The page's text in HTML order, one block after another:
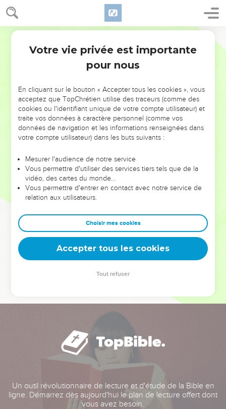
NE MANQUEZ PAS L’ÉVÉNEMENT
DE L’ANNÉE !
ET SI LEURS ERREURS POUVAIENT VOUS ÉVITER LES
VOTRES ?
leur foi ou leur vision. Mais on voit moins les doutes, les erreurs
et les saisons difficiles qu'ils ont traversés, alors même que ce
sont elles qui les ont façonnés.
Dans cette conférence, leaders, entrepreneurs, et responsables
clés pour avancer avec plus de sagesse afin que leurs erreurs
deviennent vos tremplins. Que vous guidiez un ministère, une
équipe, un groupe ou une famille, leur expérience est faite
Un outil révolutionnaire de lecture et d'étude de la Bible en
ligne. Démarrez dès aujourd'hui le plan de lecture offert dont
vous avez besoin.
Votre vie privée est importante
pour nous
En cliquant sur le bouton « Accepter tous les cookies », vous
acceptez que TopChrétien utilise des traceurs (comme des
cookies ou l'identifiant unique de votre compte utilisateur) et
traite vos données à caractère personnel (comme vos
données de navigation et les informations renseignées dans
votre compte utilisateur) dans les buts suivants :
Mesurer l'audience de notre service
Vous permettre d'utiliser des services tiers tels que de la
vidéo, des cartes du monde…
Vous permettre d'entrer en contact avec notre service de
relation aux utilisateurs.
Choisir mes cookies
Accepter tous les cookies
Tout refuser